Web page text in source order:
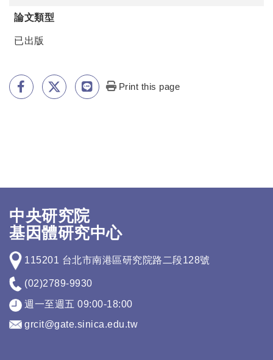
論文類型
已出版
Print this page
中央研究院
基因體研究中心
115201 台北市南港區研究院路二段128號
(02)2789-9930
週一至週五 09:00-18:00
grcit@gate.sinica.edu.tw